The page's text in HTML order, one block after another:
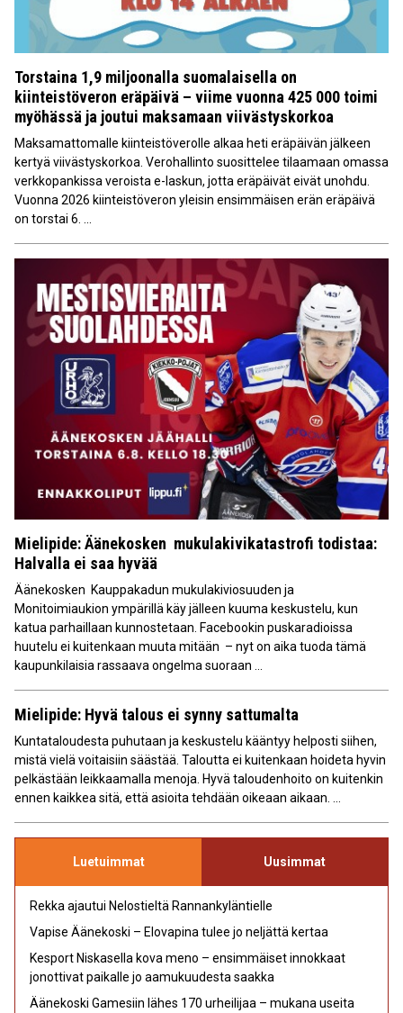
Torstaina 1,9 miljoonalla suomalaisella on
kiinteistöveron eräpäivä – viime vuonna 425 000 toimi
myöhässä ja joutui maksamaan viivästyskorkoa
Maksamattomalle kiinteistöverolle alkaa heti eräpäivän jälkeen
kertyä viivästyskorkoa. Verohallinto suosittelee tilaamaan omassa
verkkopankissa veroista e-laskun, jotta eräpäivät eivät unohdu.
Vuonna 2026 kiinteistöveron yleisin ensimmäisen erän eräpäivä
on torstai 6. ...
Mielipide: Äänekosken mukulakivikatastrofi todistaa:
Halvalla ei saa hyvää
Äänekosken Kauppakadun mukulakiviosuuden ja
Monitoimiaukion ympärillä käy jälleen kuuma keskustelu, kun
katua parhaillaan kunnostetaan. Facebookin puskaradioissa
huutelu ei kuitenkaan muuta mitään – nyt on aika tuoda tämä
kaupunkilaisia rassaava ongelma suoraan ...
Mielipide: Hyvä talous ei synny sattumalta
Kuntataloudesta puhutaan ja keskustelu kääntyy helposti siihen,
mistä vielä voitaisiin säästää. Taloutta ei kuitenkaan hoideta hyvin
pelkästään leikkaamalla menoja. Hyvä taloudenhoito on kuitenkin
ennen kaikkea sitä, että asioita tehdään oikeaan aikaan. ...
Luetuimmat Uusimmat
Rekka ajautui Nelostieltä Rannankyläntielle
Vapise Äänekoski – Elovapina tulee jo neljättä kertaa
Kesport Niskasella kova meno – ensimmäiset innokkaat
jonottivat paikalle jo aamukuudesta saakka
Äänekoski Gamesiin lähes 170 urheilijaa – mukana useita